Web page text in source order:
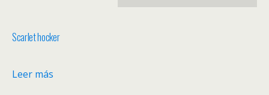
Scarlet hocker
Leer más